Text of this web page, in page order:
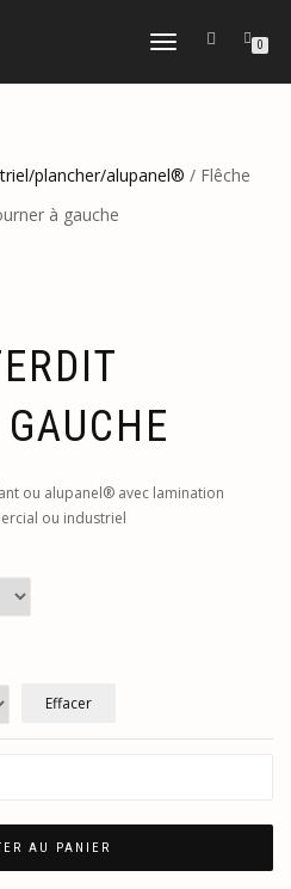
DÉPLIER
NAVIGATION
0
plancher/alupanel® / Flêche
à gauche
ou alupanel® avec lamination
ou industriel
Effacer
AU PANIER